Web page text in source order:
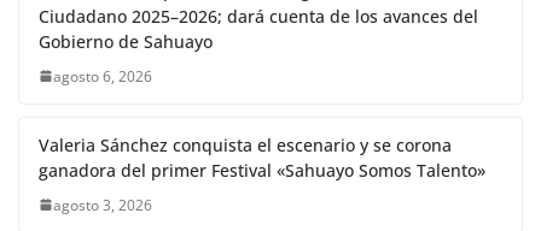
Ciudadano 2025–2026; dará cuenta de los avances del
Gobierno de Sahuayo
agosto 6, 2026
Valeria Sánchez conquista el escenario y se corona
ganadora del primer Festival «Sahuayo Somos Talento»
agosto 3, 2026